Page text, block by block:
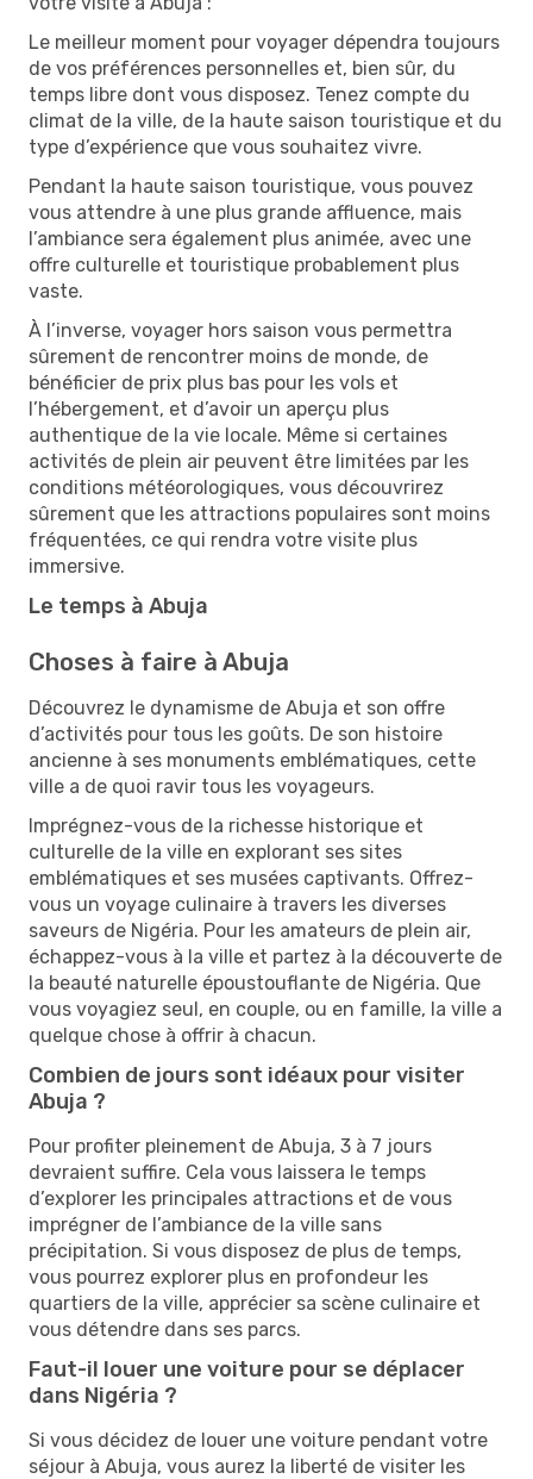
Le meilleur moment pour voyager dépendra toujours
de vos préférences personnelles et, bien sûr, du
temps libre dont vous disposez. Tenez compte du
climat de la ville, de la haute saison touristique et du
type d’expérience que vous souhaitez vivre.
Pendant la haute saison touristique, vous pouvez
vous attendre à une plus grande affluence, mais
l’ambiance sera également plus animée, avec une
offre culturelle et touristique probablement plus
vaste.
À l’inverse, voyager hors saison vous permettra
sûrement de rencontrer moins de monde, de
bénéficier de prix plus bas pour les vols et
l’hébergement, et d’avoir un aperçu plus
authentique de la vie locale. Même si certaines
activités de plein air peuvent être limitées par les
conditions météorologiques, vous découvrirez
sûrement que les attractions populaires sont moins
fréquentées, ce qui rendra votre visite plus
immersive.
Le temps à Abuja
Choses à faire à Abuja
Découvrez le dynamisme de Abuja et son offre
d’activités pour tous les goûts. De son histoire
ancienne à ses monuments emblématiques, cette
ville a de quoi ravir tous les voyageurs.
Imprégnez-vous de la richesse historique et
culturelle de la ville en explorant ses sites
emblématiques et ses musées captivants. Offrez-
vous un voyage culinaire à travers les diverses
saveurs de Nigéria. Pour les amateurs de plein air,
échappez-vous à la ville et partez à la découverte de
la beauté naturelle époustouflante de Nigéria. Que
vous voyagiez seul, en couple, ou en famille, la ville a
quelque chose à offrir à chacun.
Combien de jours sont idéaux pour visiter
Abuja ?
Pour profiter pleinement de Abuja, 3 à 7 jours
devraient suffire. Cela vous laissera le temps
d’explorer les principales attractions et de vous
imprégner de l’ambiance de la ville sans
précipitation. Si vous disposez de plus de temps,
vous pourrez explorer plus en profondeur les
quartiers de la ville, apprécier sa scène culinaire et
vous détendre dans ses parcs.
Faut-il louer une voiture pour se déplacer
dans Nigéria ?
Si vous décidez de louer une voiture pendant votre
séjour à Abuja, vous aurez la liberté de visiter les